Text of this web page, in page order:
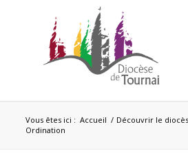
Vous êtes ici : Accueil / Découvrir le
Ordination